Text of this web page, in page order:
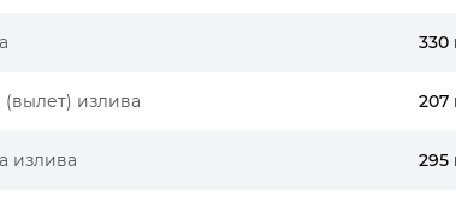
330
излива 207
излива 295